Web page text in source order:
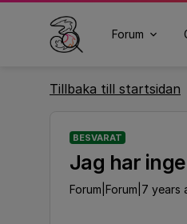
Forum
Tillbaka till startsidan
BESVARAT
Jag har
Forum|Forum|7 years